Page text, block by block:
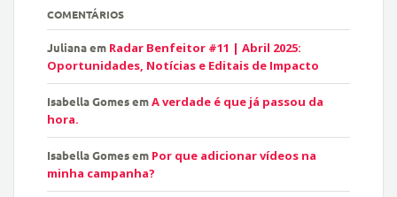
COMENTÁRIOS
Julianaem Radar Benfeitor #11 | Abril 2025:
Oportunidades, Notícias e Editais de Impacto
Isabella GomesemA verdade é que já passou da
hora.
Isabella Gomesem Por que adicionar vídeos na
minha campanha?